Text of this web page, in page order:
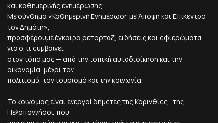
και καθημερινής ενημέρωσης.
Με σύνθημα «Καθημερινή Ενημέρωση με Άποψη και Επίκεντρο
τον Δημότη»,
προσφέρουμε έγκαιρα ρεπορτάζ, ειδήσεις και αφιερώματα
για ό,τι συμβαίνει
στον τόπο μας — από την τοπική αυτοδιοίκηση και την
οικονομία, μέχρι τον
πολιτισμό, τον τουρισμό και την κοινωνία.
Το κοινό μας είναι ενεργοί δημότες της Κορινθίας , της
Πελοποννήσου που